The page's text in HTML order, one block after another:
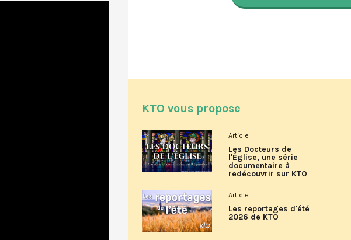
KTO vous propose
Article
Les Docteurs de
l'Église, une série
documentaire à
redécouvrir sur KTO
Article
Les reportages d'été
2026 de KTO